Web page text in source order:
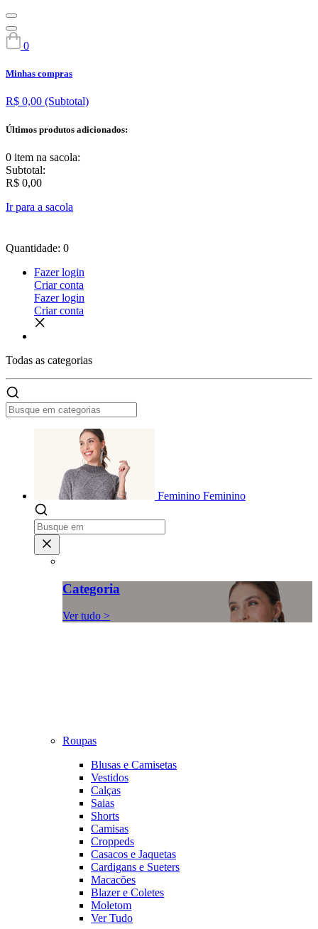
0
Minhas compras
R$ 0,00 (Subtotal)
Últimos produtos adicionados:
0 item na sacola:
Subtotal:
R$ 0,00
Ir para a sacola
Quantidade: 0
Fazer login
Criar conta
Fazer login
Criar conta
Todas as categorias
Feminino Feminino
Categoria
Ver tudo >
Roupas
Blusas e Camisetas
Vestidos
Calças
Saias
Shorts
Camisas
Croppeds
Casacos e Jaquetas
Cardigans e Sueters
Macacões
Blazer e Coletes
Moletom
Ver Tudo